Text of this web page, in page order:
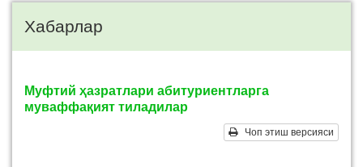
Хабарлар
Муфтий ҳазратлари абитуриентларга
муваффақият тиладилар
Чоп этиш версияси